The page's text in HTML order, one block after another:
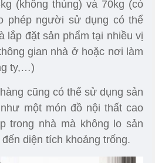
(không thùng) và 70kg (có
phép người sử dụng có thể
lắp đặt sản phẩm tại nhiều vị
gian nhà ở hoặc nơi làm
ty,…)
cũng có thể sử dụng sản
một món đồ nội thất cao
trong nhà mà không lo sản
diện tích khoảng trống.